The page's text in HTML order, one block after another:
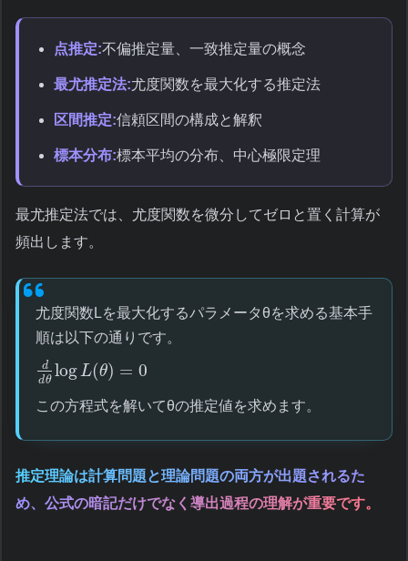
点推定:不偏推定量、一致推定量の概念
最尤推定法:尤度関数を最大化する推定法
区間推定:信頼区間の構成と解釈
標本分布:標本平均の分布、中心極限定理
最尤推定法では、尤度関数を微分してゼロと置く計算が
頻出します。
尤度関数Lを最大化するパラメータθを求める基本手
順は以下の通りです。
d
dθ logL(θ) = 0
この方程式を解いてθの推定値を求めます。
推定理論は計算問題と理論問題の両方が出題されるた
め、公式の暗記だけでなく導出過程の理解が重要です。